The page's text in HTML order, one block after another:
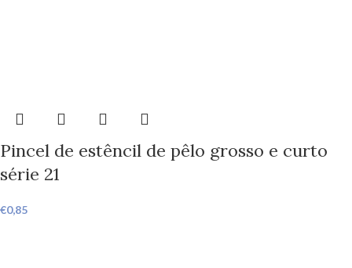
Pincel de estêncil de pêlo grosso e curto
série 21
€0,85